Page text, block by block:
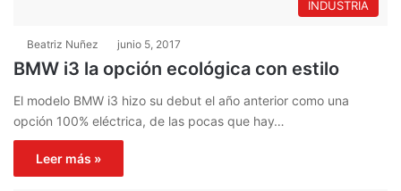
INDUSTRIA
Beatriz Nuñez junio 5, 2017
BMW i3 la opción ecológica con estilo
El modelo BMW i3 hizo su debut el año anterior como una
opción 100% eléctrica, de las pocas que hay…
Leer más »